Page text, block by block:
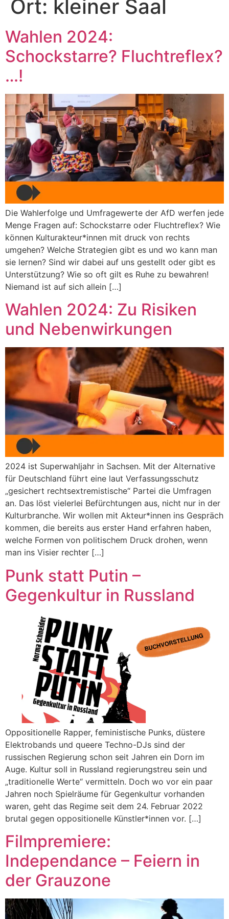
Ort: kleiner Saal
Wahlen 2024:
Schockstarre? Fluchtreflex?
…!
Die Wahlerfolge und Umfragewerte der AfD werfen jede
Menge Fragen auf: Schockstarre oder Fluchtreflex? Wie
können Kulturakteur*innen mit druck von rechts
umgehen? Welche Strategien gibt es und wo kann man
sie lernen? Sind wir dabei auf uns gestellt oder gibt es
Unterstützung? Wie so oft gilt es Ruhe zu bewahren!
Niemand ist auf sich allein […]
Wahlen 2024: Zu Risiken
und Nebenwirkungen
2024 ist Superwahljahr in Sachsen. Mit der Alternative
für Deutschland führt eine laut Verfassungsschutz
„gesichert rechtsextremistische“ Partei die Umfragen
an. Das löst vielerlei Befürchtungen aus, nicht nur in der
Kulturbranche. Wir wollen mit Akteur*innen ins Gespräch
kommen, die bereits aus erster Hand erfahren haben,
welche Formen von politischem Druck drohen, wenn
man ins Visier rechter […]
Punk statt Putin –
Gegenkultur in Russland
Oppositionelle Rapper, feministische Punks, düstere
Elektrobands und queere Techno-DJs sind der
russischen Regierung schon seit Jahren ein Dorn im
Auge. Kultur soll in Russland regierungstreu sein und
„traditionelle Werte“ vermitteln. Doch wo vor ein paar
Jahren noch Spielräume für Gegenkultur vorhanden
waren, geht das Regime seit dem 24. Februar 2022
brutal gegen oppositionelle Künstler*innen vor. […]
Filmpremiere:
Independance – Feiern in
der Grauzone